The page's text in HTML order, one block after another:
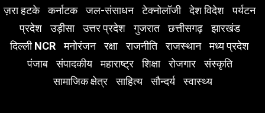
ज़रा हटके
कर्नाटक जल-संसाधन टेक्नोलॉजी देश विदेश
पर्यटन
प्रदेश
उड़ीसा उत्तर प्रदेश गुजरात छत्तीसगढ़
झारखंड
दिल्ली NCR
मनोरंजन रक्षा राजनीति राजस्थान
मध्य प्रदेश
पंजाब
संपादकीय महाराष्ट्र शिक्षा रोजगार
संस्कृति
सामाजिक क्षेत्र
साहित्य सौन्दर्य स्वास्थ्य